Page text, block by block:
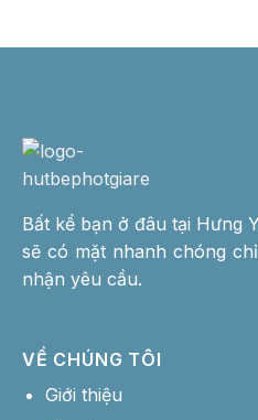
Bất kể bạn ở đâu tại Hưng
sẽ có mặt nhanh chóng
nhận yêu cầu.
VỀ CHÚNG TÔI
Giới thiệu